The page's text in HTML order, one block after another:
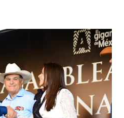
capital. Leo Montañez
se usarán cerca de 90 mil
para dar inicio en la calle
y la calle 22 de Octubre, con
66 casas. Posteriormente se
de Nuestra Señora de la